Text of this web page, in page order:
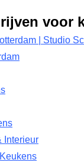
voor
| Studio
Interieur